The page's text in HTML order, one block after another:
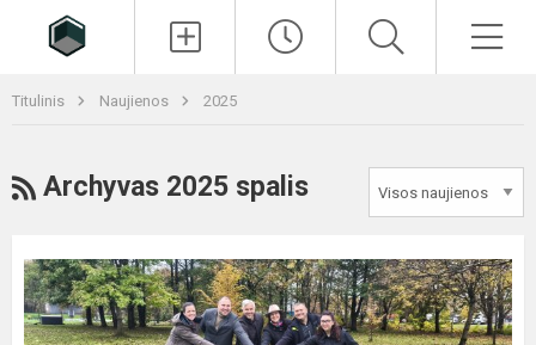
Titulinis Naujienos 2025
RSS
Archyvas 2025 spalis
Jaunimo
centrui
–